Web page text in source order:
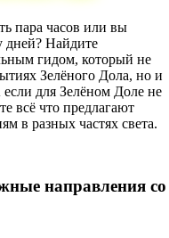
пара часов или вы
дней? Найдите
гидом, который не
Зелёного Дола, но и
для Зелёном Доле не
всё что предлагают
в разных частях света.
направления со